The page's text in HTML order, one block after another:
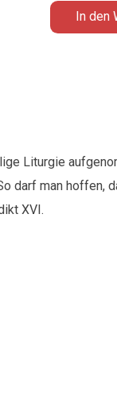
In den
Liturgie
darf man hoffen,
XVI.